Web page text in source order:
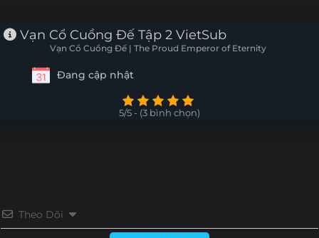
Vạn Cổ Cuồng Đế Tập 2 VietSub
Vạn Cổ Cuồng Đế | The Proud Emperor of Eternity
Đang cập nhật
5/5 - (3 bình chọn)
Theo Dõi